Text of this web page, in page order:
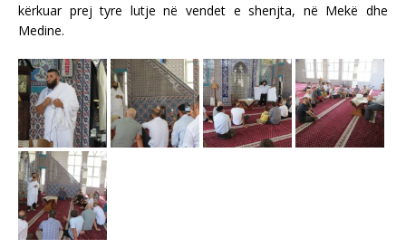
kërkuar prej tyre lutje në vendet e shenjta, në Mekë dhe
Medine.